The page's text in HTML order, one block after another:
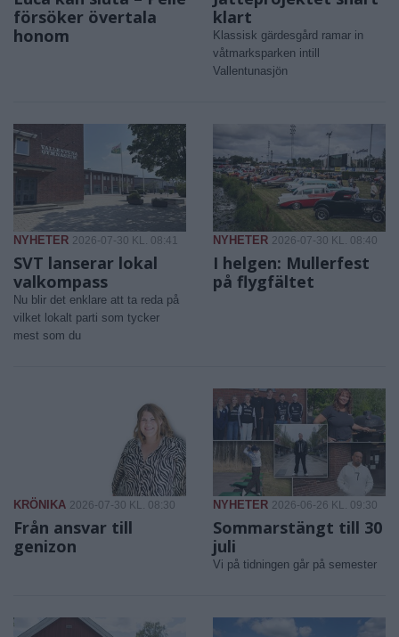
försöker övertala
honom
klart
Klassisk gärdesgård ramar in
våtmarksparken intill
Vallentunasjön
NYHETER 2026-07-30 KL. 08:41
SVT lanserar lokal
valkompass
Nu blir det enklare att ta reda på
vilket lokalt parti som tycker
mest som du
NYHETER 2026-07-30 KL. 08:40
I helgen: Mullerfest
på flygfältet
KRÖNIKA 2026-07-30 KL. 08:30
Från ansvar till
genizon
NYHETER 2026-06-26 KL. 09:30
Sommarstängt till 30
juli
Vi på tidningen går på semester